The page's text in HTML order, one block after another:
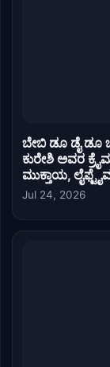
ಬೇಬಿ ಡೂ ಡೈ ಡೂ
ಕುರೇಶಿ ಅವರ
ಮುಕ್ತಾಯ,
Jul 24, 2026